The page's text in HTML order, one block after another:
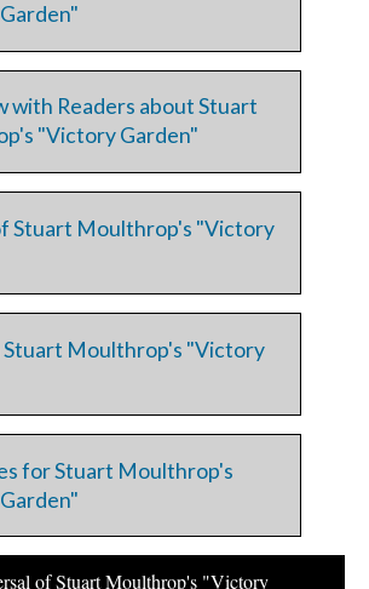
with Readers about Stuart
"Victory Garden"
Stuart Moulthrop's "Victory
Stuart Moulthrop's "Victory
for Stuart Moulthrop's
of Stuart Moulthrop's "Victory